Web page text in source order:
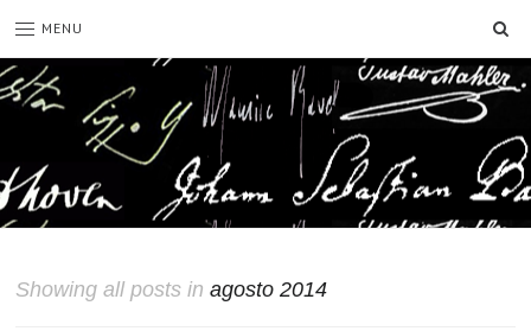
MENU
Showing all posts inagosto 2014